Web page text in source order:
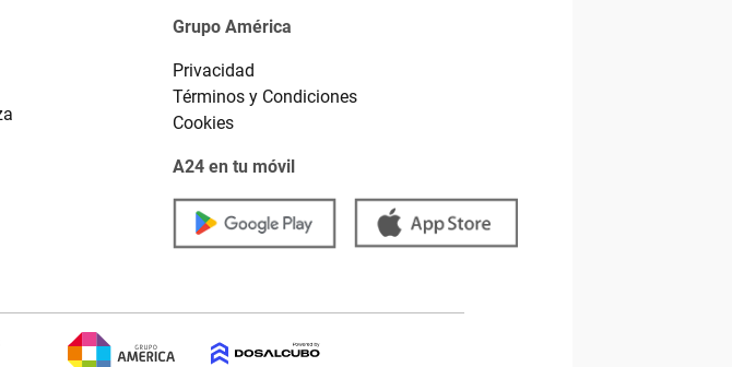
Grupo América
Privacidad
Términos y Condiciones
Cookies
A24 en tu móvil